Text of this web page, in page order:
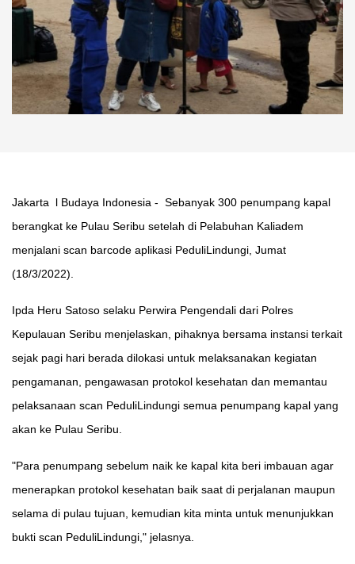
Jakarta l Budaya Indonesia - Sebanyak 300 penumpang kapal
berangkat ke Pulau Seribu setelah di Pelabuhan Kaliadem
menjalani scan barcode aplikasi PeduliLindungi, Jumat
(18/3/2022).
Ipda Heru Satoso selaku Perwira Pengendali dari Polres
Kepulauan Seribu menjelaskan, pihaknya bersama instansi terkait
sejak pagi hari berada dilokasi untuk melaksanakan kegiatan
pengamanan, pengawasan protokol kesehatan dan memantau
pelaksanaan scan PeduliLindungi semua penumpang kapal yang
akan ke Pulau Seribu.
"Para penumpang sebelum naik ke kapal kita beri imbauan agar
menerapkan protokol kesehatan baik saat di perjalanan maupun
selama di pulau tujuan, kemudian kita minta untuk menunjukkan
bukti scan PeduliLindungi," jelasnya.